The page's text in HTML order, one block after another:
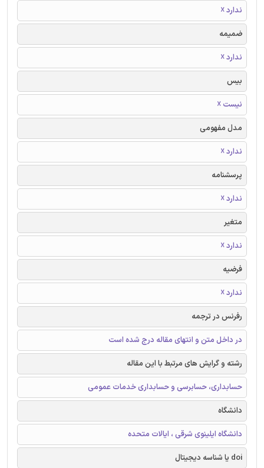
ندارد ☓
ضمیمه
ندارد ☓
بیس
نیست ☓
مدل مفهومی
ندارد ☓
پرسشنامه
ندارد ☓
متغیر
ندارد ☓
فرضیه
ندارد ☓
رفرنس در ترجمه
در داخل متن و انتهای مقاله درج شده است
رشته و گرایش های مرتبط با این مقاله
حسابداری، حسابرسی و حسابداری خدمات عمومی
دانشگاه
دانشگاه ایلینوی شرقی ، ایالات متحده
doi یا شناسه دیجیتال